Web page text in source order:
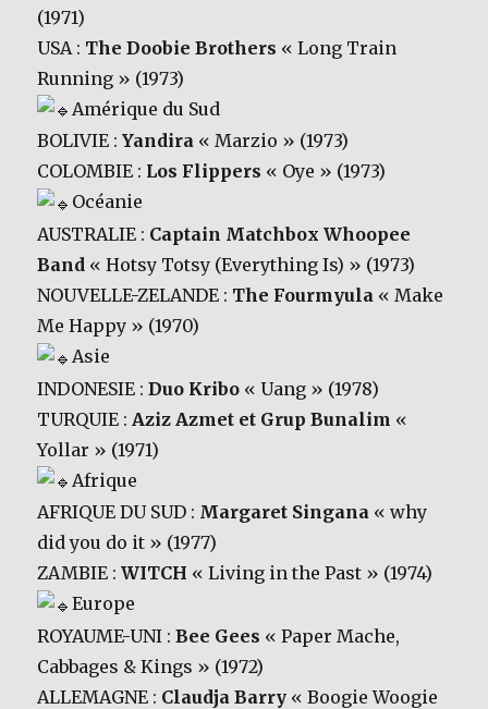
(1971)
USA : The Doobie Brothers « Long Train
Running » (1973)
Amérique du Sud
BOLIVIE :Yandira « Marzio » (1973)
COLOMBIE : Los Flippers « Oye » (1973)
Océanie
AUSTRALIE : Captain Matchbox Whoopee
Band « Hotsy Totsy (Everything Is) » (1973)
NOUVELLE-ZELANDE : The Fourmyula « Make
Me Happy » (1970)
Asie
INDONESIE :Duo Kribo « Uang » (1978)
TURQUIE : Aziz Azmet et Grup Bunalim «
Yollar » (1971)
Afrique
AFRIQUE DU SUD : Margaret Singana « why
did you do it » (1977)
ZAMBIE :WITCH « Living in the Past » (1974)
Europe
ROYAUME-UNI : Bee Gees « Paper Mache,
Cabbages & Kings » (1972)
ALLEMAGNE : Claudja Barry « Boogie Woogie